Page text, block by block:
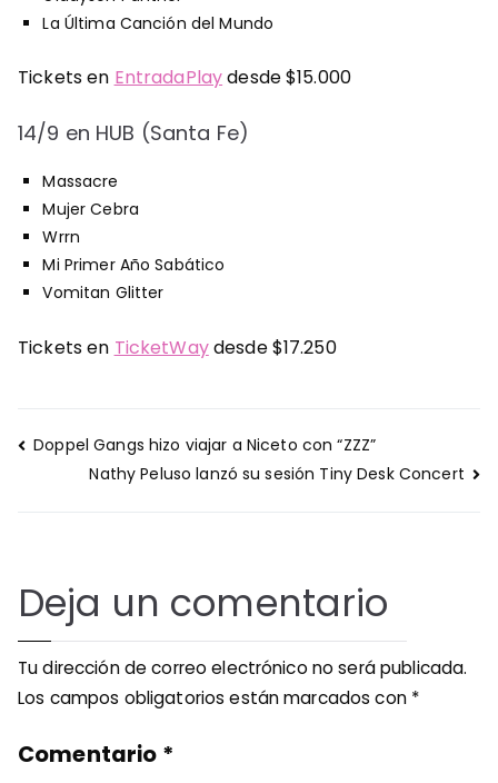
La Última Canción del Mundo
Tickets en EntradaPlaydesde $15.000
14/9 en HUB (Santa Fe)
Massacre
Mujer Cebra
Wrrn
Mi Primer Año Sabático
Vomitan Glitter
Tickets en TicketWaydesde $17.250
Navegación
Doppel Gangs hizo viajar a Niceto con “ZZZ”
Nathy Peluso lanzó su sesión Tiny Desk Concert
Deja un comentario
Tu dirección de correo electrónico no será publicada.
Los campos obligatorios están marcados con *
Comentario *